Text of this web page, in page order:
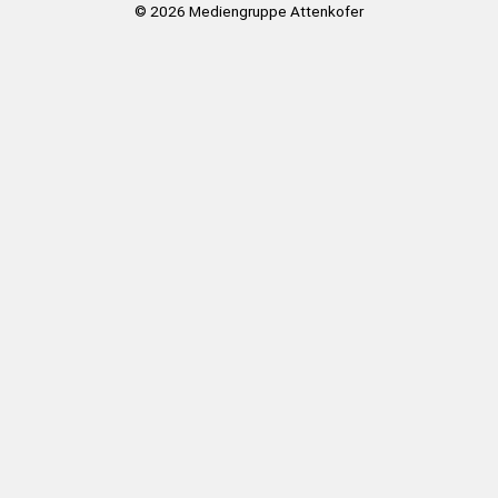
© 2026 Mediengruppe Attenkofer